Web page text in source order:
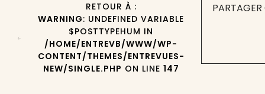
RETOUR À :
WARNING: UNDEFINED VARIABLE
$POSTTYPEHUM IN
/HOME/ENTREVB/WWW/WP-
CONTENT/THEMES/ENTREVUES-
NEW/SINGLE.PHP ON LINE 147